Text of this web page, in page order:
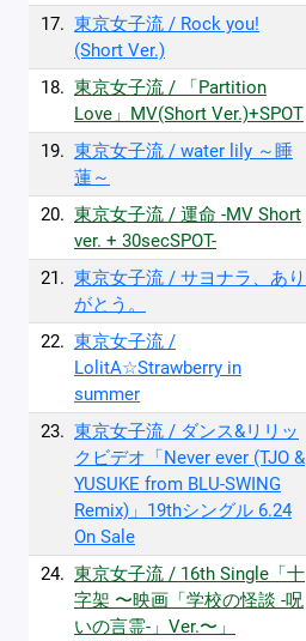
17. 東京女子流 / Rock you!
(Short Ver.)
18. 東京女子流 / 「Partition
Love」MV(Short Ver.)+SPOT
19. 東京女子流 / water lily ～睡
蓮～
20. 東京女子流 / 運命 -MV Short
ver. + 30secSPOT-
21. 東京女子流 / サヨナラ、あり
がとう。
22. 東京女子流 /
LolitA☆Strawberry in
summer
23. 東京女子流 / ダンス&リリッ
クビデオ「Never ever (TJO &
YUSUKE from BLU-SWING
Remix)」19thシングル 6.24
On Sale
24. 東京女子流 / 16th Single「十
字架 〜映画「学校の怪談 -呪
いの言霊-」Ver.〜」